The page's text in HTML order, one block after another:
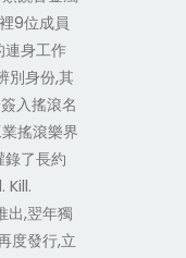
9位成員
連身工作
別身份,其
入搖滾名
搖滾樂界
了長約
Kill.
出,翌年獨
度發行,立